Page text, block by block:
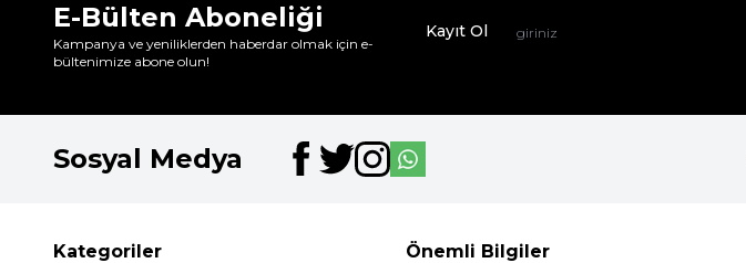
E-Bülten Aboneliği
Kampanya ve yeniliklerden haberdar olmak için e-
bültenimize abone olun!
Kayıt Ol
Sosyal Medya
Kategoriler Önemli Bilgiler